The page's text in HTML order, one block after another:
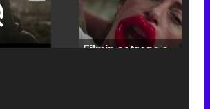
Unmute /